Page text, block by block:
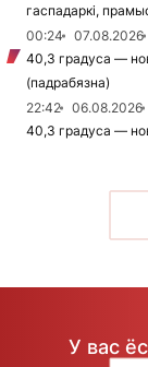
гаспадаркі,
00:24
07.08.2026
40,3 градуса —
(падрабязна)
22:42
06.08.2026
40,3 градуса —
У вас